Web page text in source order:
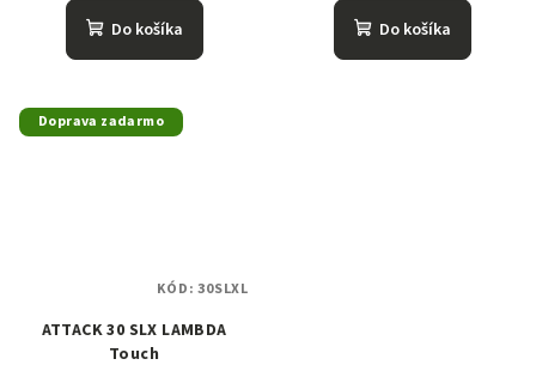
Do košíka Do košíka
Doprava zadarmo
ATTACK 30 SLX LAMBDA
Touch
KÓD:30SLXL